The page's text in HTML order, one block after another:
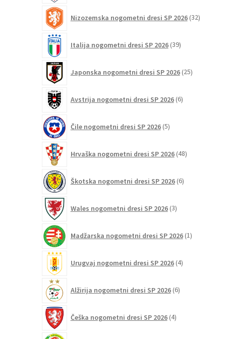
Nizozemska nogometni dresi SP 2026 32izdelkov
Italija nogometni dresi SP 2026 39izdelkov
Japonska nogometni dresi SP 2026 25izdelkov
Avstrija nogometni dresi SP 2026 6izdelkov
Čile nogometni dresi SP 2026 5izdelkov
Hrvaška nogometni dresi SP 2026 48izdelkov
Škotska nogometni dresi SP 2026 6izdelkov
Wales nogometni dresi SP 2026 3izdelki
Madžarska nogometni dresi SP 2026 1izdelek
Urugvaj nogometni dresi SP 2026 4izdelki
Alžirija nogometni dresi SP 2026 6izdelkov
Češka nogometni dresi SP 2026 4izdelki